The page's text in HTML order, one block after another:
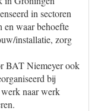
in sectoren
en waar behoefte
installatie, zorg
BAT Niemeyer ook
bij
naar werk